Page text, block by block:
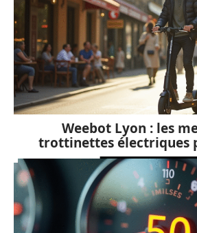
Weebot Lyon : les
trottinettes électriques